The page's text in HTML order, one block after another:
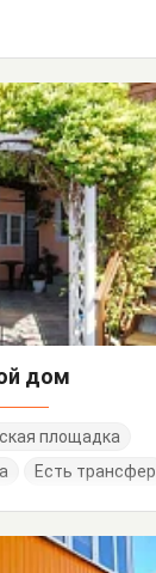
дом
площадка
Есть трансфер